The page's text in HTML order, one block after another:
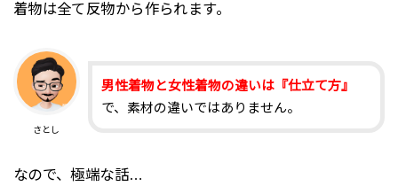
着物は全て反物から作られます。
さとし
男性着物と女性着物の違いは『仕立て方』
で、素材の違いではありません。
なので、極端な話…